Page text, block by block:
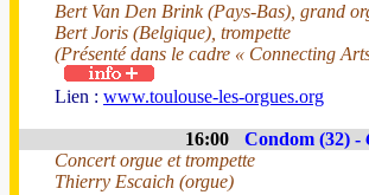
Bert Van Den Brink (Pays-Bas), grand
Bert Joris (Belgique), trompette
(Présenté dans le cadre « Connecting
Lien : www.toulouse-les-orgues.org
16:00 Condom (32) -
Concert orgue et trompette
Thierry Escaich (orgue)